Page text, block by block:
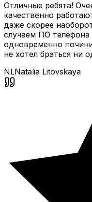
Отличные ребята!
качественно
даже скорее
случаем ПО телефона
одновременно
не хотел браться ни
NLNatalia Litovskaya